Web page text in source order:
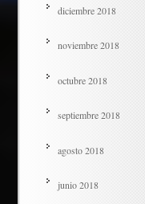
diciembre 2018
noviembre 2018
octubre 2018
septiembre 2018
agosto 2018
junio 2018